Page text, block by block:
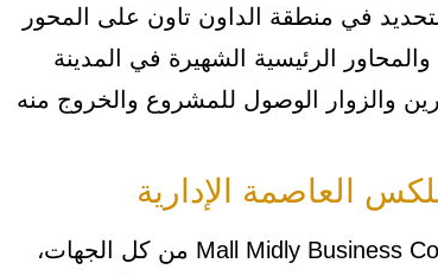
في منطقة الداون تاون على المحور
الرئيسية الشهيرة في المدينة
والزوار الوصول للمشروع والخروج منه
العاصمة الإدارية
تغزو أهم المناطق في المدينة مشروع Mall Midly Business Complex New Capital من كل الجهات،